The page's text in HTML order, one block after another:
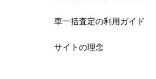
車一括査定の利用ガイド
サイトの理念